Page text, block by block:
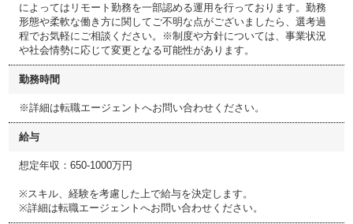
によってはリモート勤務を一部認める運用を行っております。勤務
形態や柔軟な働き方に関してご不明な点がございましたら、選考過
程でお気軽にご相談ください。※制度や方針については、事業状況
や社会情勢に応じて変更となる可能性があります。
勤務時間
※詳細は転職エージェントへお問い合わせください。
給与
想定年収：650-1000万円
※スキル、経験を考慮した上で給与を決定します。
※詳細は転職エージェントへお問い合わせください。